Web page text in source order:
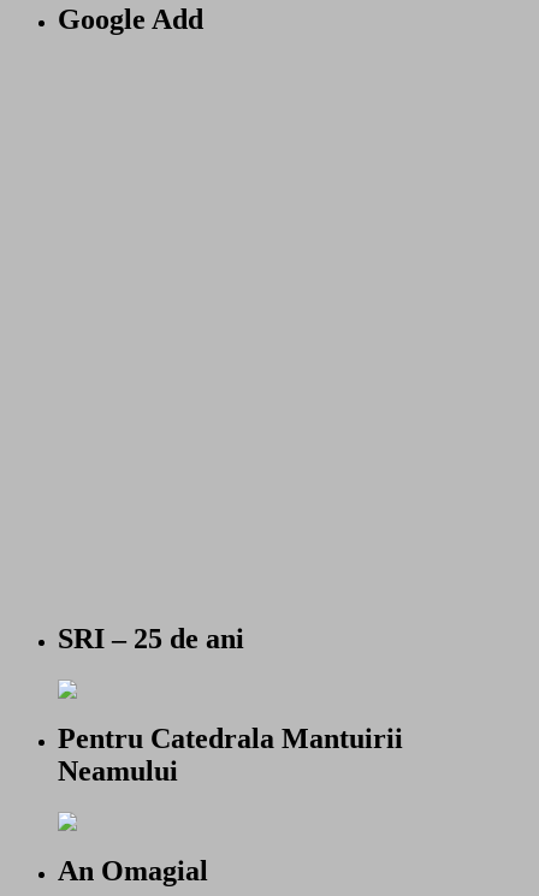
Google Add
SRI – 25 de ani
Pentru Catedrala Mantuirii
Neamului
An Omagial